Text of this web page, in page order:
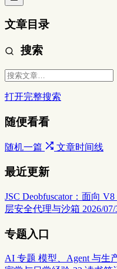
文章目录
搜索
打开完整搜索
随便看看
随机一篇 文章时间线
最近更新
JSC Deobfuscator：面向
层安全代理与沙箱 2026/07/
专题入口
AI 专题 模型、Agent 与生